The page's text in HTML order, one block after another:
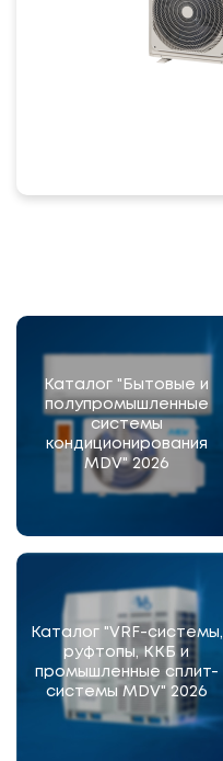
Каталог "Бытовые и
полупромышленные
системы
кондиционирования
MDV" 2026
Каталог "VRF-системы,
руфтопы, ККБ и
промышленные сплит-
системы MDV" 2026